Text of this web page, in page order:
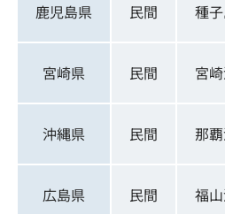
鹿児島県 民間 種
宮崎県 民間 宮
沖縄県 民間 那
広島県 民間 福